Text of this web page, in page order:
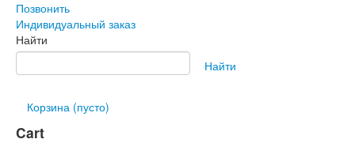
Позвонить
Индивидуальный заказ
Найти
Найти
Корзина (пусто)
Cart